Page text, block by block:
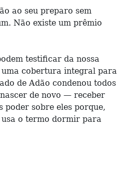
ao seu preparo sem
Não existe um prêmio
testificar da nossa
uma cobertura integral para
de Adão condenou todos
de novo — receber
sobre eles porque,
usa o termo dormir para